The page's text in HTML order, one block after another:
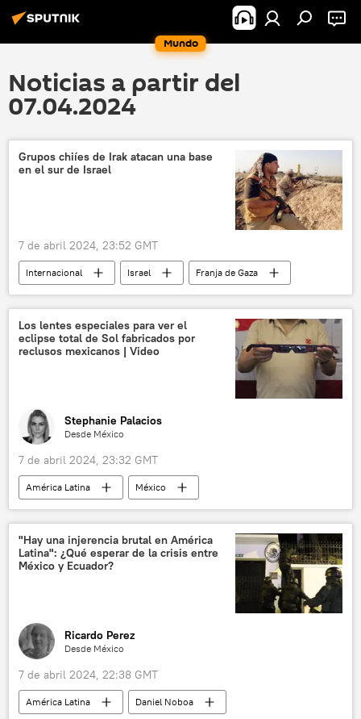
Mundo
Noticias a partir del
07.04.2024
Grupos chiíes de Irak atacan una base
en el sur de Israel
7 de abril 2024, 23:52 GMT
Internacional Israel
Franja de Gaza
Hamás
Irak
🌍 Oriente Medio
🛡️ Zonas de conflicto
Los lentes especiales para ver el
eclipse total de Sol fabricados por
reclusos mexicanos | Video
Stephanie Palacios
Desde México
7 de abril 2024, 23:32 GMT
América Latina
México
Universidad Nacional Autónoma de México (UNAM)
eclipse
sociedad
eclipse solar
Secretaría de Seguridad Ciudadana de la Ciudad de México
"Hay una injerencia brutal en América
Latina": ¿Qué esperar de la crisis entre
México y Ecuador?
Ricardo Perez
Desde México
7 de abril 2024, 22:38 GMT
América Latina
Daniel Noboa